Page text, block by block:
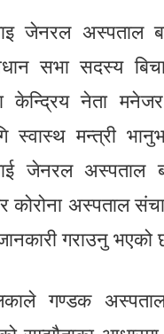
जेनरल अस्पताल
सभा सदस्य
केन्द्रिय नेता
स्वास्थ मन्त्री
जेनरल
कोरोना अस्पताल
गराउनु भएको
गण्डक